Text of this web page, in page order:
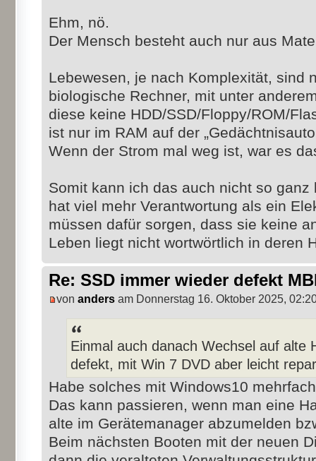
Ehm, nö.
Der Mensch besteht auch nur aus
Lebewesen, je nach Komplexität, sind
biologische Rechner, mit unter
diese keine HDD/SSD/Floppy/ROM/
ist nur im RAM auf der
Wenn der Strom mal weg ist, war es
Somit kann ich das auch nicht so ganz
hat viel mehr Verantwortung als ein
müssen dafür sorgen, dass sie keine
Leben liegt nicht wortwörtlich in deren
Re: SSD immer wieder defekt
von anders am Donnerstag 16. Oktober 2025,
Einmal auch danach Wechsel auf alte
defekt, mit Win 7 DVD aber leicht
Habe solches mit Windows10
Das kann passieren, wenn man eine
alte im Gerätemanager abzumelden
Beim nächsten Booten mit der neuen